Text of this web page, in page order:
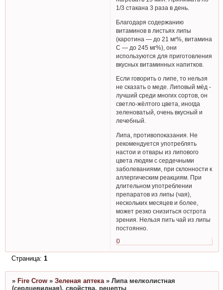
1/3 стакана 3 раза в день.
Благодаря содержанию
витаминов в листьях липы
(каротина — до 21 мг%, витамина
С — до 245 мг%), они
используются для приготовления
вкусных витаминных напитков.
Если говорить о липе, то нельзя
не сказать о меде. Липовый мёд -
лучший среди многих сортов, он
светло-жёлтого цвета, иногда
зеленоватый, очень вкусный и
лечебный.
Липа, противопоказания. Не
рекомендуется употреблять
настои и отвары из липового
цвета людям с сердечными
заболеваниями, при склонности к
аллергическим реакциям. При
длительном употреблении
препаратов из липы (чая),
нескольких месяцев и более,
может резко снизиться острота
зрения. Нельзя пить чай из липы
постоянно.
0
Страница: 1
» Fire Crow » Зеленая аптека » Липа мелколистная
(сердцевидная), свойства, рецепты